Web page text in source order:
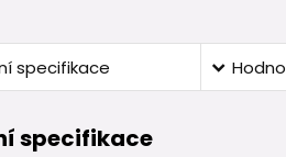
specifikace
specifikace